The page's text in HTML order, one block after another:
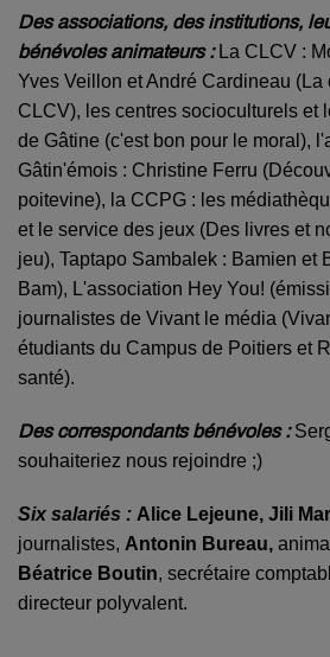
Des associations, des institutions,
bénévoles animateurs : La CLCV :
Yves Veillon et André Cardineau (La
CLCV), les centres socioculturels et
de Gâtine (c'est bon pour le moral),
Gâtin'émois : Christine Ferru
poitevine), la CCPG : les
et le service des jeux (Des livres et
jeu), Taptapo Sambalek : Bamien et
Bam), L'association Hey You!
journalistes de Vivant le média
étudiants du Campus de Poitiers et
santé).
Des correspondants bénévoles :
souhaiteriez nous rejoindre ;)
Six salariés : Alice Lejeune, Jili
journalistes, Antonin Bureau,
Béatrice Boutin, secrétaire
directeur polyvalent.